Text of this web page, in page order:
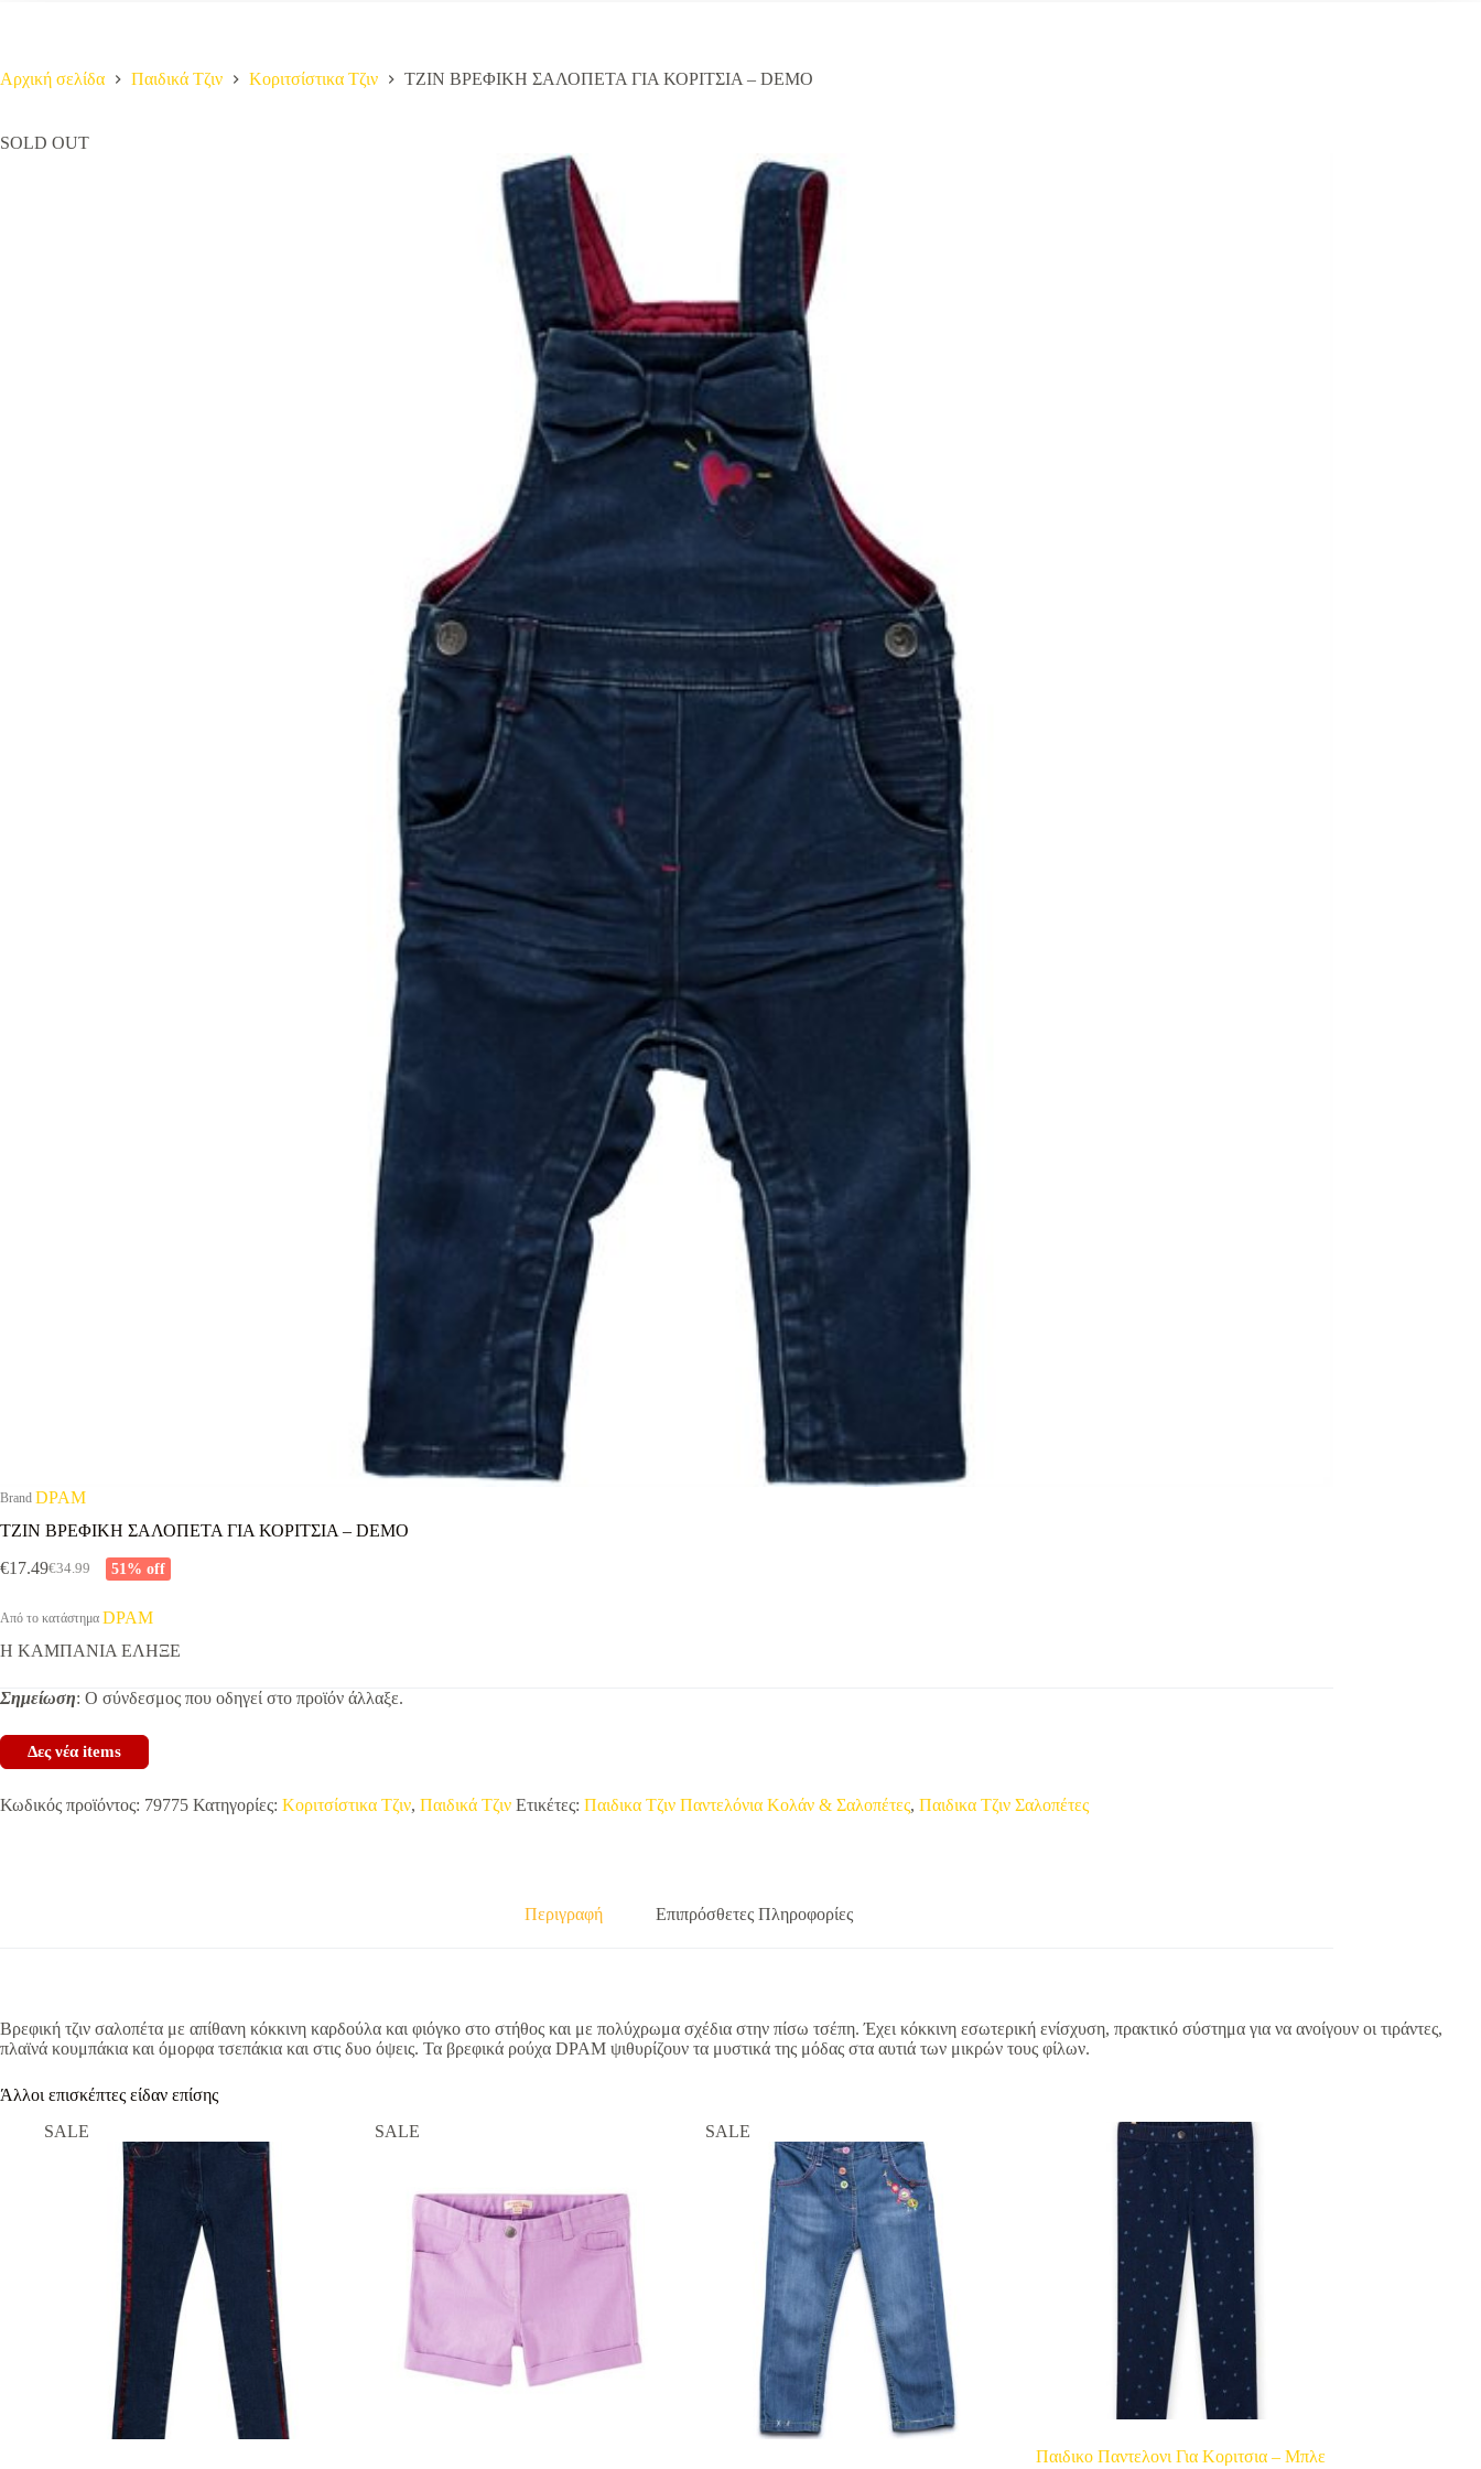
Αρχική σελίδα Παιδικά Τζιν Κοριτσίστικα Τζιν ΤΖΙΝ ΒΡΕΦΙΚΗ ΣΑΛΟΠΕΤΑ ΓΙΑ ΚΟΡΙΤΣΙΑ – DEMO
SOLD OUT
Brand DPAM
ΤΖΙΝ ΒΡΕΦΙΚΗ ΣΑΛΟΠΕΤΑ ΓΙΑ ΚΟΡΙΤΣΙΑ – DEMO
€34.99
Original
was:
€17.49Η
τιμή
€17.49.
51% off
Από το κατάστημα DPAM
Η ΚΑΜΠΑΝΙΑ ΕΛΗΞΕ
Σημείωση: Ο σύνδεσμος που οδηγεί στο προϊόν άλλαξε.
Δες νέα items
Κωδικός προϊόντος: 79775 Κατηγορίες: Κοριτσίστικα Τζιν, Παιδικά Τζιν Ετικέτες: Παιδικα Τζιν Παντελόνια Κολάν & Σαλοπέτες, Παιδικα Τζιν Σαλοπέτες
Περιγραφή Επιπρόσθετες Πληροφορίες
Βρεφική τζιν σαλοπέτα με απίθανη κόκκινη καρδούλα και φιόγκο στο στήθος και με πολύχρωμα σχέδια στην πίσω τσέπη. Έχει κόκκινη εσωτερική ενίσχυση, πρακτικό σύστημα για να ανοίγουν οι τιράντες,
πλαϊνά κουμπάκια και όμορφα τσεπάκια και στις δυο όψεις. Τα βρεφικά ρούχα DPAM ψιθυρίζουν τα μυστικά της μόδας στα αυτιά των μικρών τους φίλων.
Άλλοι επισκέπτες είδαν επίσης
SALE
SALE SALE
Παιδικο Παντελονι Για Κοριτσια – Μπλε